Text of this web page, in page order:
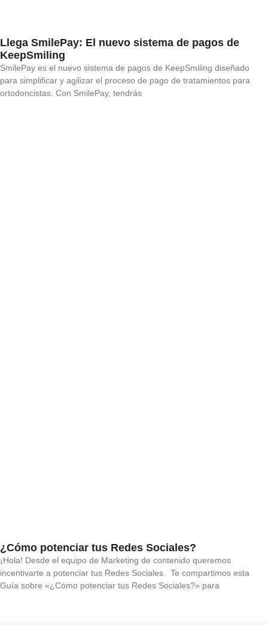
Llega SmilePay: El nuevo sistema de pagos de
KeepSmiling
SmilePay es el nuevo sistema de pagos de KeepSmiling diseñado
para simplificar y agilizar el proceso de pago de tratamientos para
ortodoncistas. Con SmilePay, tendrás
¿Cómo potenciar tus Redes Sociales?
¡Hola! Desde el equipo de Marketing de contenido queremos
incentivarte a potenciar tus Redes Sociales. Te compartimos esta
Guía sobre «¿Cómo potenciar tus Redes Sociales?» para